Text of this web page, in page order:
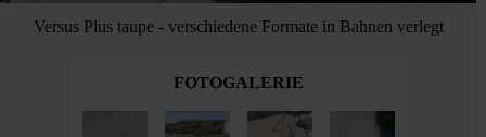
Versus Plus taupe - verschiedene Formate in Bahnen verlegt
FOTOGALERIE